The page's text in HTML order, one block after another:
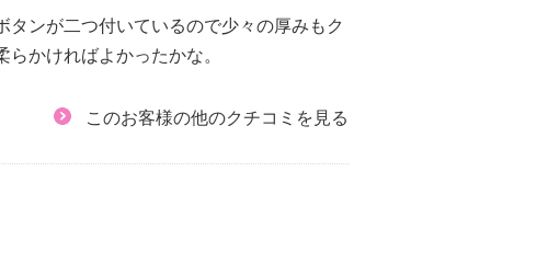
ンが二つ付いているので少々の厚みもク
かければよかったかな。
このお客様の他のクチコミを見る